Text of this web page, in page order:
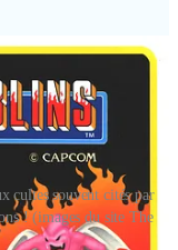
cultes souvent cités par
! (images du site The